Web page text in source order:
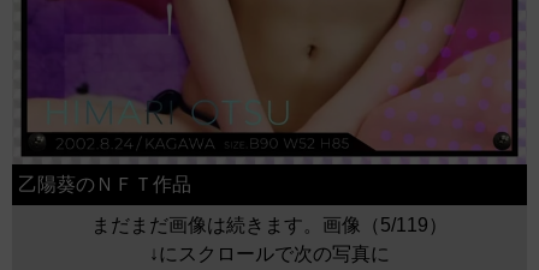
乙陽葵のＮＦＴ作品
まだまだ画像は続きます。画像（5/119）
↓にスクロールで次の写真に